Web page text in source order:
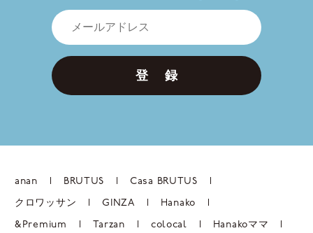
登 録
anan BRUTUS Casa BRUTUS
クロワッサン GINZA Hanako
&Premium Tarzan colocal Hanakoママ